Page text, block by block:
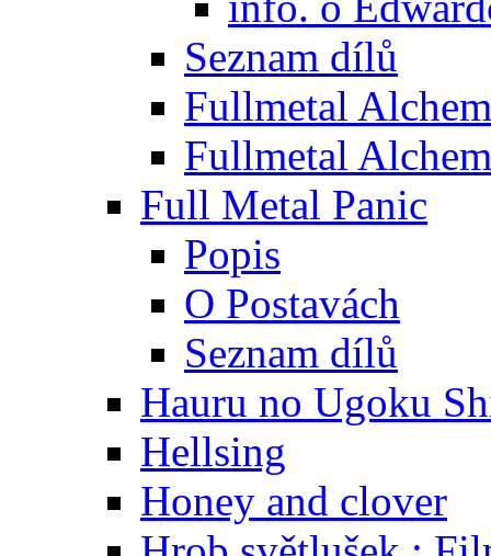
Seznam dílů
Fullmetal
Fullmetal
Full Metal Panic
Popis
O Postavách
Seznam dílů
Hauru no Ugoku
Hellsing
Honey and clover